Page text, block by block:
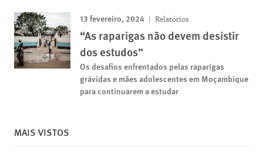
13 fevereiro, 2024 Relatórios
“As raparigas não devem desistir
dos estudos”
Os desafios enfrentados pelas raparigas
grávidas e mães adolescentes em Moçambique
para continuarem a estudar
MAIS VISTOS